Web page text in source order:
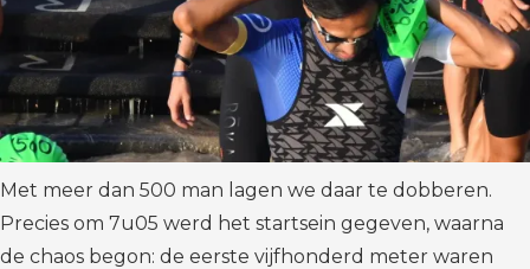
Met meer dan 500 man lagen we daar te dobberen.
Precies om 7u05 werd het startsein gegeven, waarna
de chaos begon: de eerste vijfhonderd meter waren